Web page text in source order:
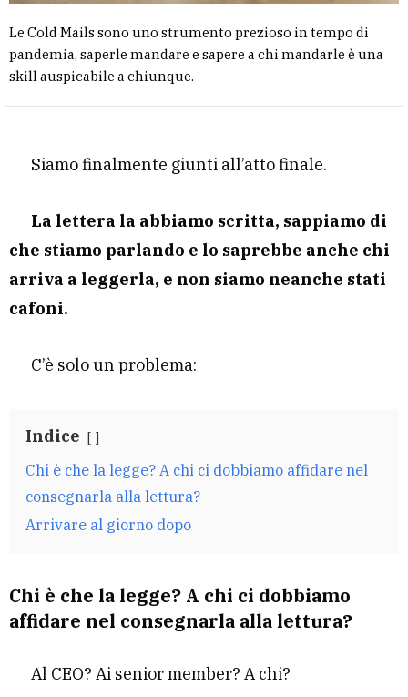
Le Cold Mails sono uno strumento prezioso in tempo di
pandemia, saperle mandare e sapere a chi mandarle è una
skill auspicabile a chiunque.
Siamo finalmente giunti all’atto finale.
La lettera la abbiamo scritta, sappiamo di
che stiamo parlando e lo saprebbe anche chi
arriva a leggerla, e non siamo neanche stati
cafoni.
C’è solo un problema:
Indice
Chi è che la legge? A chi ci dobbiamo affidare nel
consegnarla alla lettura?
Arrivare al giorno dopo
Chi è che la legge? A chi ci dobbiamo
affidare nel consegnarla alla lettura?
Al CEO? Ai senior member? A chi?